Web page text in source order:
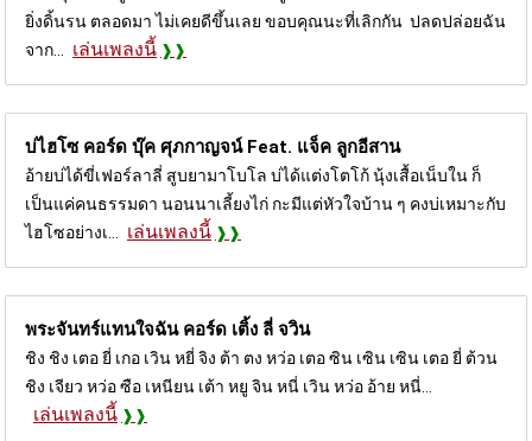
ยิ่งดิ้นรน ตลอดมา ไม่เคยดีขึ้นเลย ขอบคุณนะที่เลิกกัน ปลดปล่อยฉัน
จาก... เล่นเพลงนี้
บ่ไฮโซ คอร์ด บุ๊ค ศุภกาญจน์ Feat. แจ็ค ลูกอีสาน
อ้ายบ่ได้ขี่เฟอร์ลาลี่ สูบยามาโบโล บ่ได้แต่งโตโก้ นุ้งเสื้อเน็บใน ก็
เป็นแค่คนธรรมดา นอนนาเลี้ยงไก่ กะมีแต่หัวใจบ้าน ๆ คงบ่เหมาะกับ
ไฮโซอย่างเ... เล่นเพลงนี้
พระจันทร์แทนใจฉัน คอร์ด เติ้ง ลี่ จวิน
ชิง ชิง เตอ ยี่ เกอ เวิน หยี่ จิง ต้า ตง หว่อ เตอ ซิน เซิน เซิน เตอ ยี่ ต้วน
ชิง เจียว หว่อ ซือ เหนียน เต้า หยู จิน หนี่ เวิน หว่อ อ้าย หนี่...
เล่นเพลงนี้